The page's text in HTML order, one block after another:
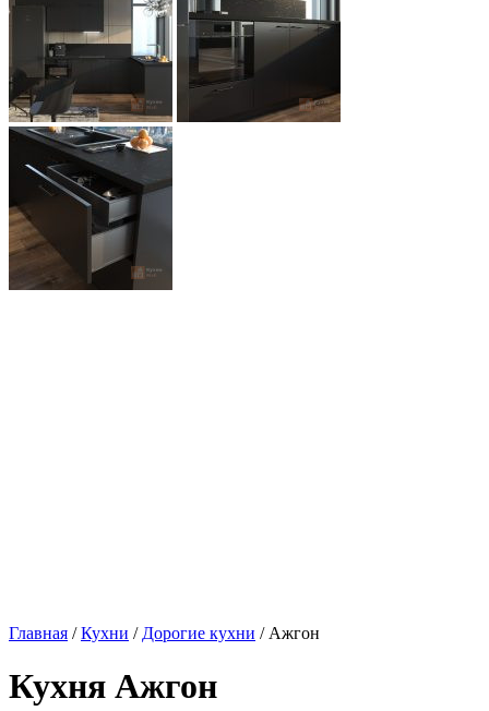
Главная /Кухни / Дорогие кухни / Ажгон
Кухня Ажгон